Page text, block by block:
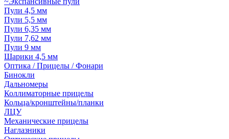
Пули 4,5 мм
Пули 5,5 мм
Пули 6,35 мм
Пули 7,62 мм
Пули 9 мм
Шарики 4,5 мм
Оптика / Прицелы / Фонари
Бинокли
Дальномеры
Коллиматорные прицелы
Кольца/кронштейны/планки
ЛЦУ
Механические прицелы
Наглазники